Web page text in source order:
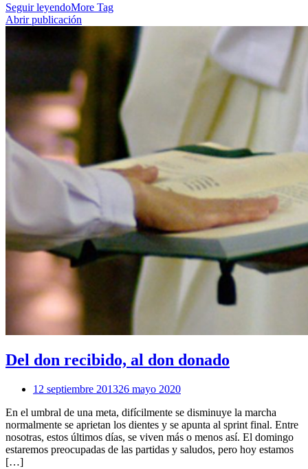
Seguir leyendoMore Tag
Abrir publicación
Del don recibido, al don donado
12 septiembre 201326 mayo 2020
En el umbral de una meta, difícilmente se disminuye la marcha
normalmente se aprietan los dientes y se apunta al sprint final. Entre
nosotras, estos últimos días, se viven más o menos así. El domingo
estaremos preocupadas de las partidas y saludos, pero hoy estamos
[…]